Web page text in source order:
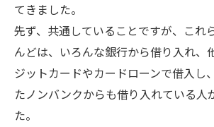
てきました。
先ず、共通していることですが、これ
んどは、いろんな銀行から借り入れ、
ジットカードやカードローンで借入し
たノンバンクからも借り入れている人
た。